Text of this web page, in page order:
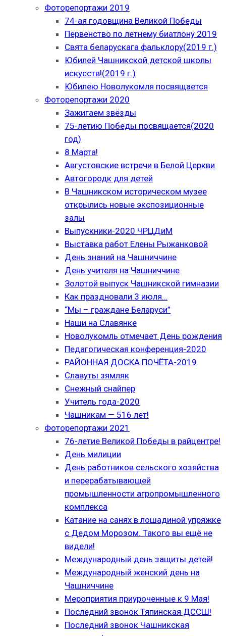
Фоторепортажи 2019
74-ая годовщина Великой Победы
Первенство по летнему биатлону 2019
Свята беларускага фальклору(2019 г.)
Юбилей Чашникской детской школы
искусств!(2019 г.)
Юбилею Новолукомля посвящается
Фоторепортажи 2020
Зажигаем звёзды
75-летию Победы посвящается(2020
год)
8 Марта!
Августовские встречи в Белой Церкви
Автогородк для детей
В Чашникском историческом музее
открылись новые экспозиционные
залы
Выпускники-2020 ЧРЦДиМ
Выставка работ Елены Рыжанковой
День знаний на Чашниччине
День учителя на Чашниччине
Золотой выпуск Чашникской гимназии
Как праздновали 3 июля…
“Мы – граждане Беларуси”
Наши на Славянке
Новолукомль отмечает День рождения
Педагогическая конференция-2020
РАЙОННАЯ ДОСКА ПОЧЁТА-2019
Славуты зямляк
Снежный снайпер
Учитель года-2020
Чашникам — 516 лет!
Фоторепортажи 2021
76-летие Великой Победы в райцентре!
День милиции
День работников сельского хозяйства
и перерабатывающей
промышленности агропромышленного
комплекса
Катание на санях в лошадиной упряжке
с Дедом Морозом. Такого вы ещё не
видели!
Международный день защиты детей!
Международный женский день на
Чашниччине
Мероприятия приуроченные к 9 Мая!
Последний звонок Тяпинская ДССШ!
Последний звонок Чашникская